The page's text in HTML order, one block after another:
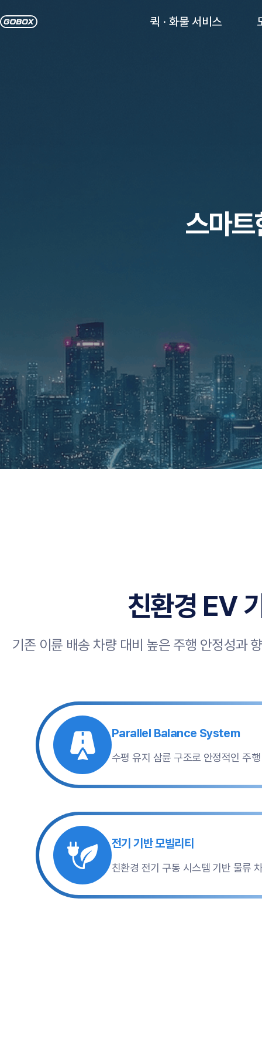
퀵 · 화물 서비스
스마
친환경 EV
기존 이륜 배송 차량 대비 높은 주행 안정성과
Parallel Balance System
수평 유지 삼륜 구조로 안정적인 주
전기 기반 모빌리티
친환경 전기 구동 시스템 기반 물류